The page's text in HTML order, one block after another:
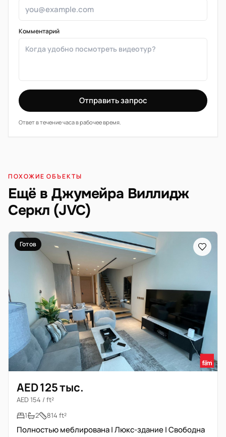
Комментарий
Отправить запрос
Ответ в течение часа в рабочее время.
ПОХОЖИЕ ОБЪЕКТЫ
Ещё в Джумейра Виллидж
Серкл (JVC)
Готов
AED 125 тыс.
AED 154 / ft²
1
2 814 ft²
Полностью меблирована | Люкс-здание | Свободна